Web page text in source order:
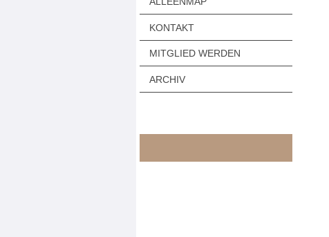
KONTAKT
MITGLIED WERDEN
ARCHIV